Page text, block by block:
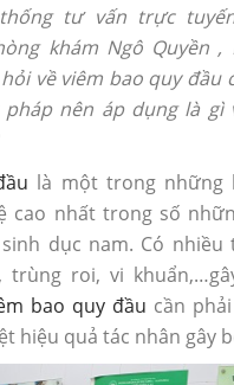
tư vấn trực
khám Ngô Quyền ,
về viêm bao quy đầu
pháp nên áp dụng là gì
là một trong những
cao nhất trong số
dục nam. Có nhiều
trùng roi, vi
bao quy đầu cần
hiệu quả tác nhân gây